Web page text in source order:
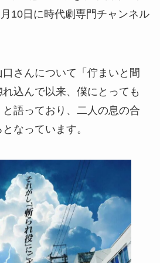
月10日に時代劇専門チャンネル
さんについて「佇まいと間
込んで以来、僕にとっても
語っており、二人の息の合
なっています。